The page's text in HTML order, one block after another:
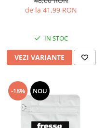
de la 41,99 RON
IN STOC
VEZI VARIANTE
-18% NOU